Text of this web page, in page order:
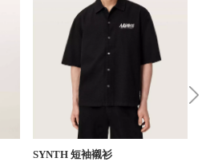
SYNTH 短袖襯衫